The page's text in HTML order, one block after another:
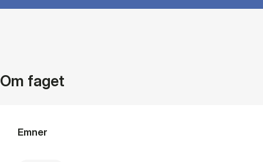
Om faget
Emner